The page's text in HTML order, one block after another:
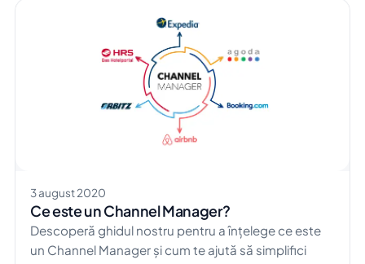
3 august 2020
Ce este un Channel Manager?
Descoperă ghidul nostru pentru a înțelege ce este
un Channel Manager și cum te ajută să simplifici